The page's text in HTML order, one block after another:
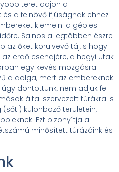
teret adjon a
a felnövő ifjúságnak ehhez
kiemelni a gépies
Sajnos a legtöbben észre
az őket körülvevő táj, s hogy
erdő csendjére, a hegyi utak
egy kevés mozgásra.
a dolga, mert az embereknek
döntöttünk, nem adjuk fel
által szervezett túrákra is
különböző területein,
Ezt bizonyítja a
minősített túrázóink és